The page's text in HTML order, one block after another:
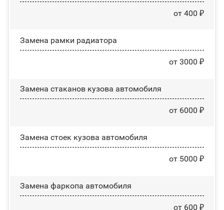
от 400 ₽
Замена рамки радиатора
от 3000 ₽
Замена стаканов кузова автомобиля
от 6000 ₽
Замена стоек кузова автомобиля
от 5000 ₽
Замена фаркопа автомобиля
от 600 ₽